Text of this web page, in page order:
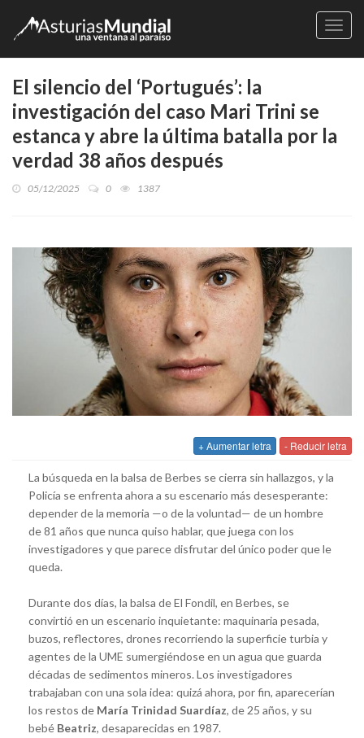
El silencio del ‘Portugués’: la
investigación del caso Mari Trini se
estanca y abre la última batalla por la
verdad 38 años después
05/12/2025 0 1387
+ Aumentar letra - Reducir letra
La búsqueda en la balsa de Berbes se cierra sin hallazgos, y la
Policía se enfrenta ahora a su escenario más desesperante:
depender de la memoria —o de la voluntad— de un hombre
de 81 años que nunca quiso hablar, que juega con los
investigadores y que parece disfrutar del único poder que le
queda.
Durante dos días, la balsa de El Fondil, en Berbes, se
convirtió en un escenario inquietante: maquinaria pesada,
buzos, reflectores, drones recorriendo la superficie turbia y
agentes de la UME sumergiéndose en un agua que guarda
décadas de sedimentos mineros. Los investigadores
trabajaban con una sola idea: quizá ahora, por fin, aparecerían
los restos de María Trinidad Suardíaz, de 25 años, y su
bebé Beatriz, desaparecidas en 1987.